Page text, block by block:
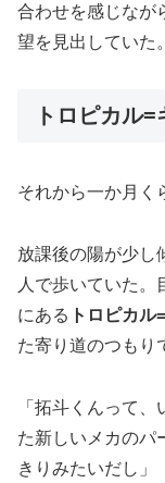
合わせを感じなが
望を見出していた。
トロピカル
それから一か月
放課後の陽が少し
人で歩いていた
にある トロピカル
た寄り道のつもり
「拓斗くんって
た新しいメカのパ
きりみたいだし」